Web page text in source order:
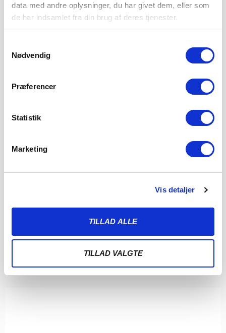
data med andre oplysninger, du har givet dem, eller som
de har indsamlet fra din brug af deres tjenester.
Nødvendig
Præferencer
Statistik
Marketing
Vis detaljer
TILLAD ALLE
TILLAD VALGTE
STORE SØNDAGSSLAG VENTER
5. AUGUST 2026
Kampene i runde 8 og 9 i 3F Superliga er nu programsat.
Der venter søndagskampe